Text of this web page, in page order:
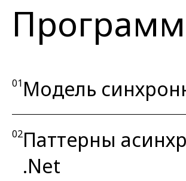
01 Модель
02Паттерны
.Net